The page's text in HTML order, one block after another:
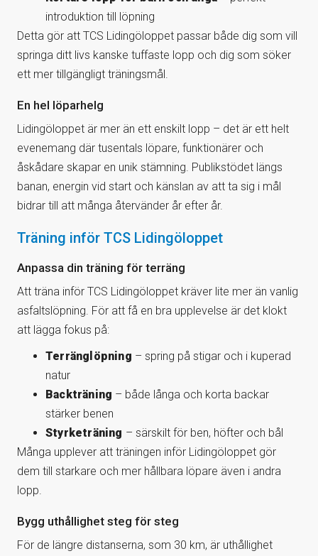
introduktion till löpning
Detta gör att TCS Lidingöloppet passar både dig som vill
springa ditt livs kanske tuffaste lopp och dig som söker
ett mer tillgängligt träningsmål.
En hel löparhelg
Lidingöloppet är mer än ett enskilt lopp – det är ett helt
evenemang där tusentals löpare, funktionärer och
åskådare skapar en unik stämning. Publikstödet längs
banan, energin vid start och känslan av att ta sig i mål
bidrar till att många återvänder år efter år.
Träning inför TCS Lidingöloppet
Anpassa din träning för terräng
Att träna inför TCS Lidingöloppet kräver lite mer än vanlig
asfaltslöpning. För att få en bra upplevelse är det klokt
att lägga fokus på:
Terränglöpning – spring på stigar och i kuperad
natur
Backträning – både långa och korta backar
stärker benen
Styrketräning – särskilt för ben, höfter och bål
Många upplever att träningen inför Lidingöloppet gör
dem till starkare och mer hållbara löpare även i andra
lopp.
Bygg uthållighet steg för steg
För de längre distanserna, som 30 km, är uthållighet